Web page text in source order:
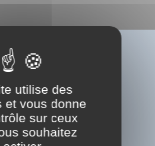
Ieshoua de Nazareth
Beauperin
utilise des
et vous donne
sur ceux
souhaitez